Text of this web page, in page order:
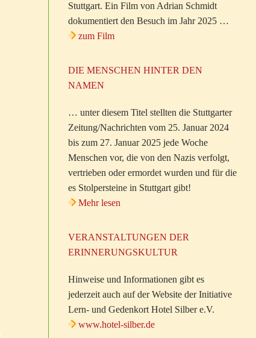
Stuttgart. Ein Film von Adrian Schmidt
dokumentiert den Besuch im Jahr 2025 …
zum Film
DIE MENSCHEN HINTER DEN
NAMEN
… unter diesem Titel stellten die Stuttgarter
Zeitung/Nachrichten vom 25. Januar 2024
bis zum 27. Januar 2025 jede Woche
Menschen vor, die von den Nazis verfolgt,
vertrieben oder ermordet wurden und für die
es Stolpersteine in Stuttgart gibt!
Mehr lesen
VERANSTALTUNGEN DER
ERINNERUNGSKULTUR
Hinweise und Informationen gibt es
jederzeit auch auf der Website der Initiative
Lern- und Gedenkort Hotel Silber e.V.
www.hotel-silber.de